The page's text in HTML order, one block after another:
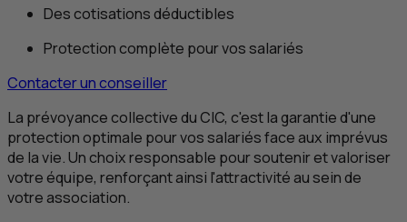
Des cotisations déductibles
Protection complète pour vos salariés
Contacter un conseiller
La prévoyance collective duCIC, c'est la garantie d'une
protection optimale pour vos salariés face aux imprévus
de la vie. Un choix responsable pour soutenir et valoriser
votre équipe, renforçant ainsi l'attractivité au sein de
votre association.